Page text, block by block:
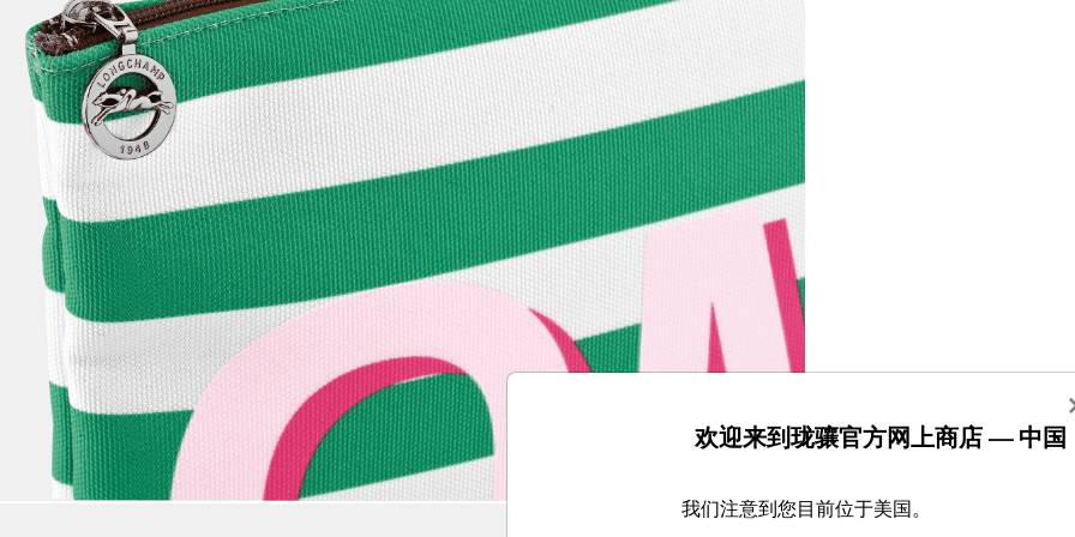
欢迎来到珑骧官方网上商店 — 中国
我们注意到您目前位于美国。